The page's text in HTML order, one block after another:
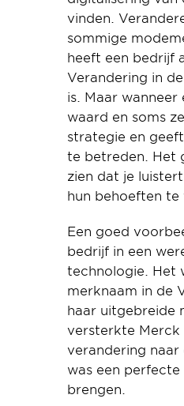
vinden.
sommige
heeft een bedrijf
Verandering in
is. Maar
waard en soms
strategie en
te betreden. Het
zien dat je
hun behoeften te
Een goed
bedrijf in een
technologie. Het
merknaam in de
haar uitgebreide
versterkte Merck
verandering
was een
brengen.